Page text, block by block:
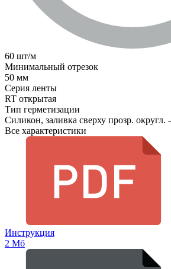
60 шт/м
Минимальный отрезок
50 мм
Серия ленты
RT открытая
Тип герметизации
Силикон, заливка сверху прозр. округл.
Все характеристики
Инструкция
2 Мб